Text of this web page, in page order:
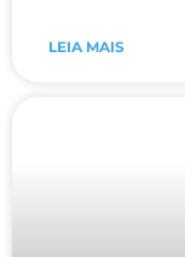
LEIA MAIS